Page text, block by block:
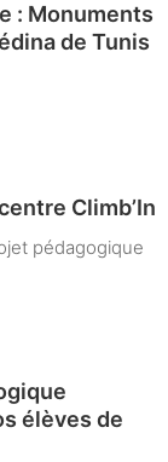
: Monuments
de Tunis
Climb’In
pédagogique
élèves de